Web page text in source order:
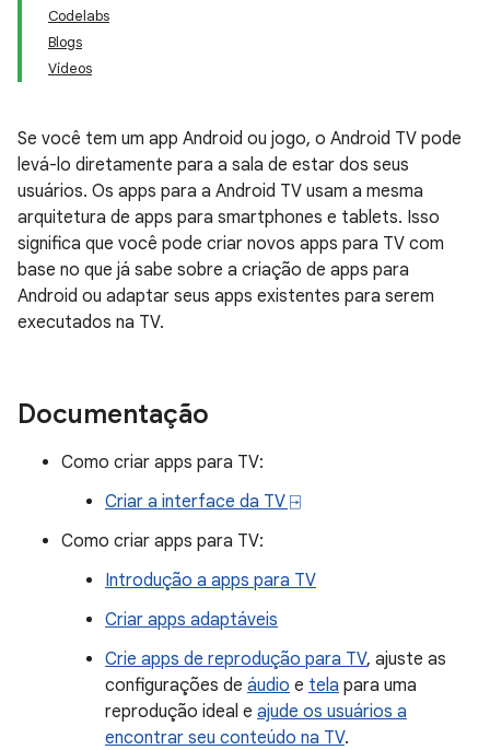
Codelabs
Blogs
Vídeos
Se você tem um app Android ou jogo, o Android TV pode
levá-lo diretamente para a sala de estar dos seus
usuários. Os apps para a Android TV usam a mesma
arquitetura de apps para smartphones e tablets. Isso
significa que você pode criar novos apps para TV com
base no que já sabe sobre a criação de apps para
Android ou adaptar seus apps existentes para serem
executados na TV.
Documentação
Como criar apps para TV:
Criar a interface da TV ⍈
Como criar apps para TV:
Introdução a apps para TV
Criar apps adaptáveis
Crie apps de reprodução para TV, ajuste as
configurações de áudio e tela para uma
reprodução ideal e ajude os usuários a
encontrar seu conteúdo na TV.